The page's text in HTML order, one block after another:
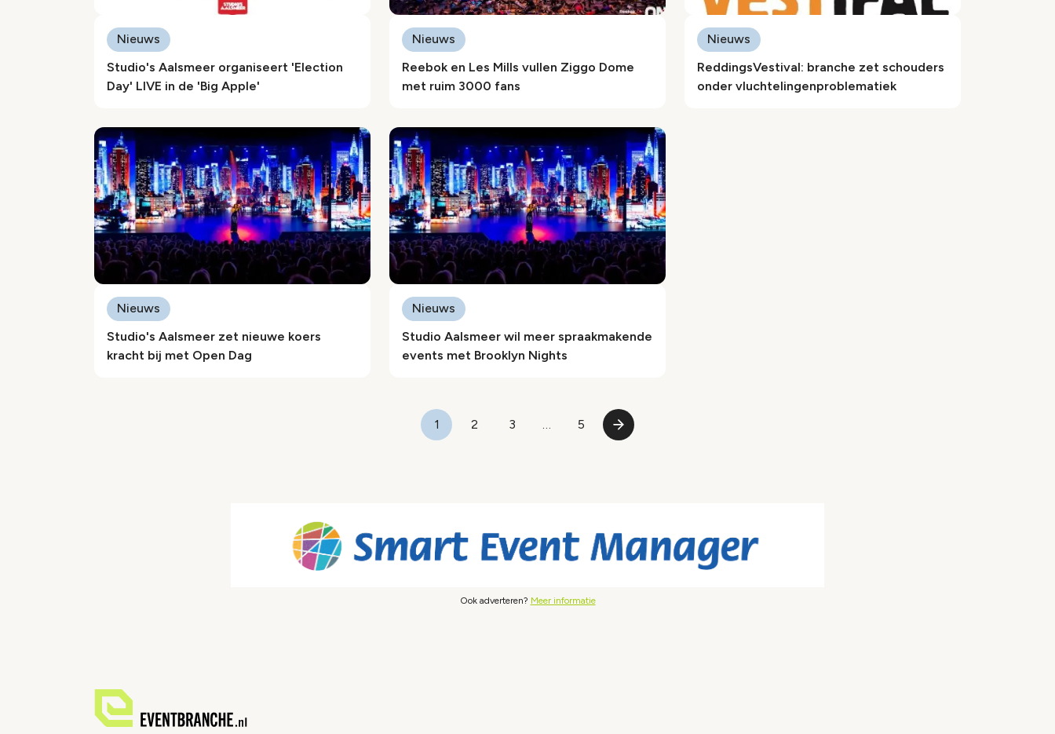
Studio's Aalsmeer organiseert 'Election
Day' LIVE in de 'Big Apple'
Nieuws
Reebok en Les Mills vullen Ziggo Dome
met ruim 3000 fans
Nieuws
ReddingsVestival: branche zet schouders
onder vluchtelingenproblematiek
Nieuws
Studio's Aalsmeer zet nieuwe koers
kracht bij met Open Dag
Nieuws
Studio Aalsmeer wil meer spraakmakende
events met Brooklyn Nights
Nieuws
Pagina
1
Pagina
2
Pagina
3 …
Laatste
5
Volgende
Ook adverteren? Meer informatie